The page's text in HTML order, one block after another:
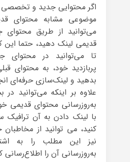
اگر محتوایی جدید و تخصصی
موضوعی مشابه محتوای
می‌توانید از طریق
قدیمی لینک دهید، حتما این
تا می‌توانید در محتوای
پربازدید خود، به محتوای
بدهید و لینک‌سازی حرفه‌ای
علاوه بر اینکه می‌توانید در
به‌روزرسانی محتوای قدیمی
با لینک دادن به آن ترافیک
کنید، می توانید از مخاطبان
نیز این مطلب را به
به‌روزرسانی آن را اطلاع‌رسانی